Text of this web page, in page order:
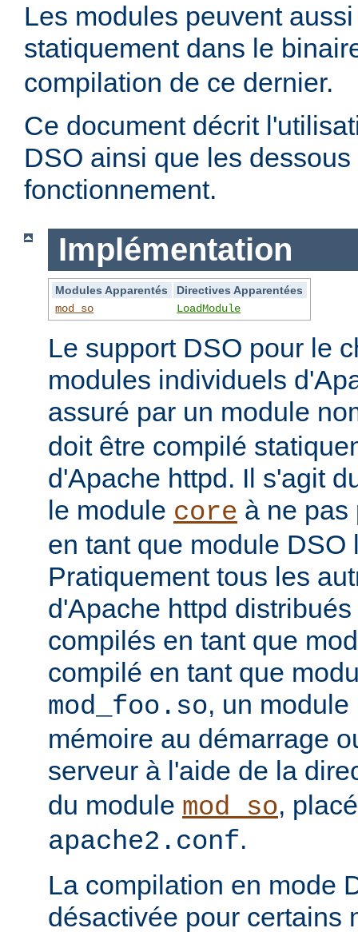
Les modules peuvent
statiquement dans le
compilation de ce dernier.
Ce document décrit
DSO ainsi que les
fonctionnement.
Implémentation
Modules Apparentés
Directives Apparentées
mod_so
LoadModule
Le support DSO pour le
modules individuels
assuré par un module
doit être compilé
d'Apache httpd. Il s'agit
le module core à ne pas
en tant que module DSO
Pratiquement tous les
d'Apache httpd
compilés en tant que
compilé en tant que
mod_foo.so, un
mémoire au démarrage
serveur à l'aide de la
du module mod_so,
apache2.conf.
La compilation en mode
désactivée pour certains